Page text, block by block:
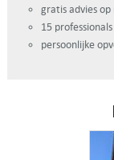
gratis advies
15
persoonlijke